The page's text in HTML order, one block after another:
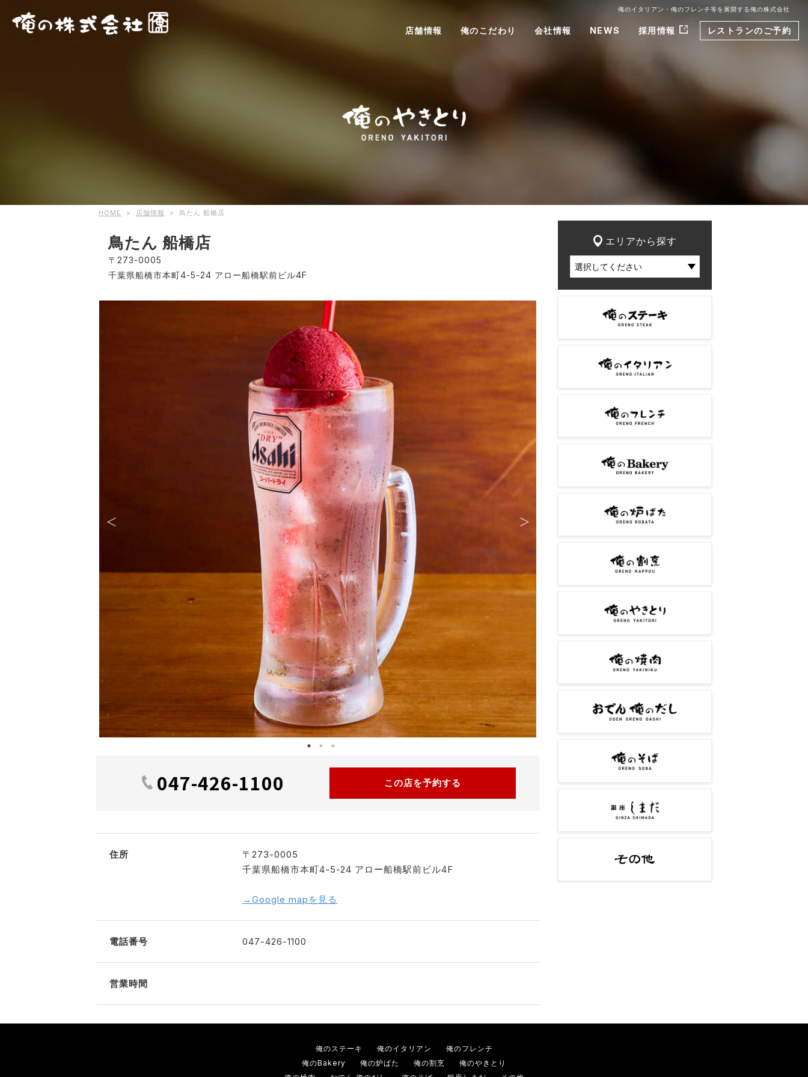
俺のイタリアン・俺のフレンチ等を展開する俺の株式会社
店舗情報 俺のこだわり 会社情報 NEWS 採用情報 レストランのご予約
HOME > 店舗情報 > 鳥たん 船橋店
鳥たん 船橋店
〒273-0005
千葉県船橋市本町4-5-24 アロー船橋駅前ビル4F
047-426-1100 この店を予約する
住所
〒273-0005
千葉県船橋市本町4-5-24 アロー船橋駅前ビル4F
→Google mapを見る
電話番号 047-426-1100
営業時間
エリアから探す
俺のステーキ 俺のイタリアン
俺のフレンチ
俺のBakery
俺の炉ばた 俺の割烹
俺のやきとり